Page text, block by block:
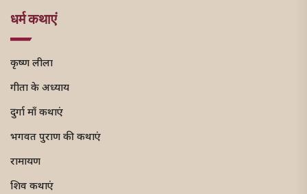
धर्म कथाएं
कृष्ण लीला
गीता के अध्याय
दुर्गा माँ कथाएं
भगवत पुराण की कथाएं
रामायण
शिव कथाएं